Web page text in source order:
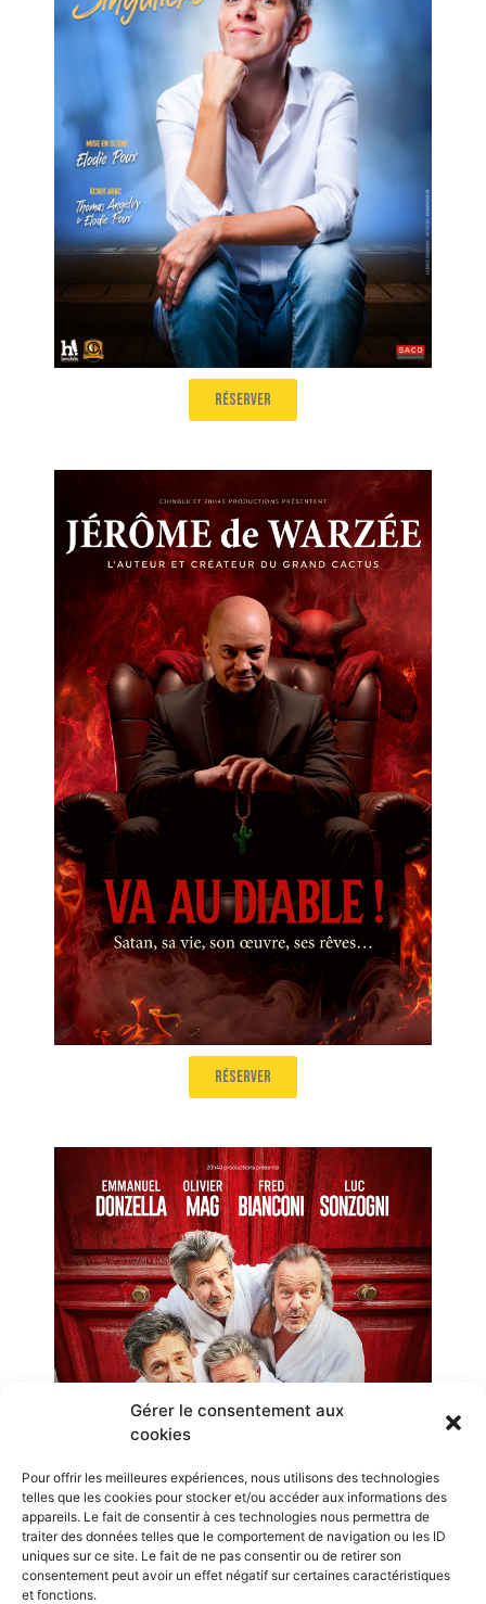
Gérer le consentement aux
cookies
Pour offrir les meilleures expériences, nous utilisons des technologies
telles que les cookies pour stocker et/ou accéder aux informations des
appareils. Le fait de consentir à ces technologies nous permettra de
traiter des données telles que le comportement de navigation ou les ID
uniques sur ce site. Le fait de ne pas consentir ou de retirer son
consentement peut avoir un effet négatif sur certaines caractéristiques
et fonctions.
Charlotte Boisselier
Singulière (Mise en scène Élodie Poux)
Salle 2
20H00
réserver
Jérôme de Warzée
Va au Diable !
Salle 2
18h15
réserver
Les Darons
Totale détente
18h10